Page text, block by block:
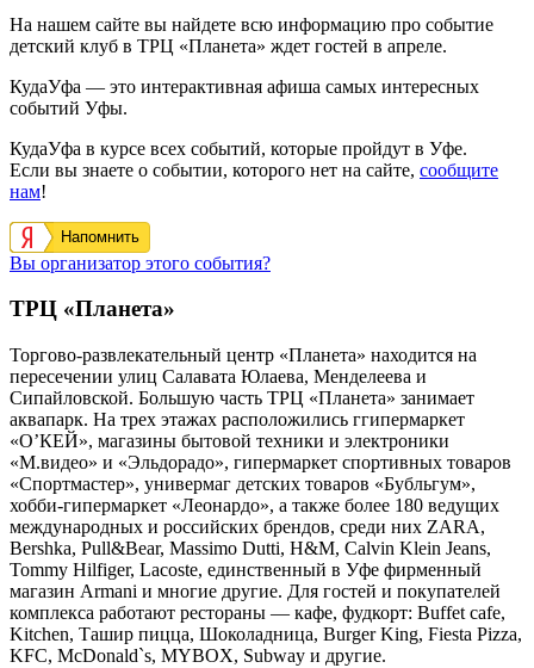
На нашем сайте вы найдете всю информацию про событие
детский клуб в ТРЦ «Планета» ждет гостей в апреле.
КудаУфа — это интерактивная афиша самых интересных
событий Уфы.
КудаУфа в курсе всех событий, которые пройдут в Уфе.
Если вы знаете о событии, которого нет на сайте, сообщите
нам!
Напомнить
Вы организатор этого события?
ТРЦ «Планета»
Торгово-развлекательный центр «Планета» находится на
пересечении улиц Салавата Юлаева, Менделеева и
Сипайловской. Большую часть ТРЦ «Планета» занимает
аквапарк. На трех этажах расположились ггипермаркет
«О’КЕЙ», магазины бытовой техники и электроники
«М.видео» и «Эльдорадо», гипермаркет спортивных товаров
«Спортмастер», универмаг детских товаров «Бубльгум»,
хобби-гипермаркет «Леонардо», а также более 180 ведущих
международных и российских брендов, среди них ZARA,
Bershka, Pull&Bear, Massimo Dutti, H&M, Calvin Klein Jeans,
Tommy Hilfiger, Lacoste, единственный в Уфе фирменный
магазин Armani и многие другие. Для гостей и покупателей
комплекса работают рестораны — кафе, фудкорт: Buffet cafe,
Kitchen, Ташир пицца, Шоколадница, Burger King, Fiesta Pizza,
KFC, McDonald`s, MYBOX, Subway и другие.